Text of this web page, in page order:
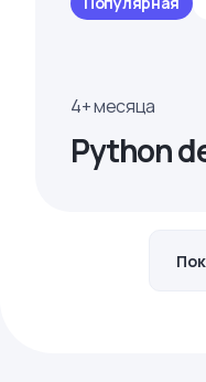
4+ месяца
Python